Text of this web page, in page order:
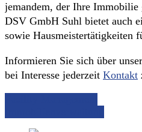
jemandem, der Ihre
DSV GmbH Suhl bietet auch
sowie Hausmeistertätigkeiten
Informieren Sie sich über
bei Interesse jederzeit Kontakt